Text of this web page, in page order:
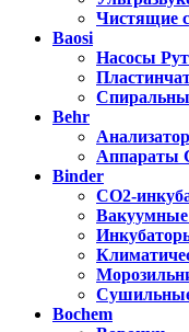
Чистящие
Baosi
Насосы
Behr
Аппараты
Binder
CO2-
Bochem